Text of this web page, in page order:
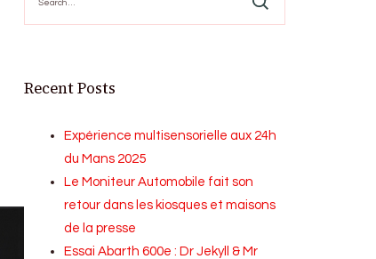
Recent Posts
Expérience multisensorielle aux 24h
du Mans 2025
Le Moniteur Automobile fait son
retour dans les kiosques et maisons
de la presse
Essai Abarth 600e : Dr Jekyll & Mr